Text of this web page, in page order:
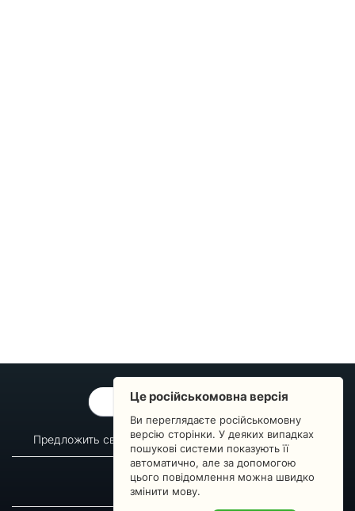
ОБРАТНАЯ СВЯЗЬ
Предложить свой вопрос Статистика изменений
О сервисе
Преподавателям
Новости
Пульс страны
Це російськомовна версія
Ви переглядаєте російськомовну
версію сторінки. У деяких випадках
пошукові системи показують її
автоматично, але за допомогою
цього повідомлення можна швидко
змінити мову.